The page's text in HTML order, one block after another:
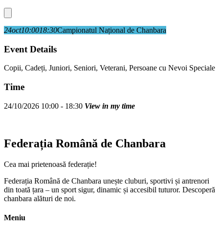
24oct10:0018:30Campionatul Național de Chanbara
Event Details
Copii, Cadeți, Juniori, Seniori, Veterani, Persoane cu Nevoi Speciale
Time
24/10/2026 10:00 - 18:30 View in my time
Federația Română de Chanbara
Cea mai prietenoasă federație!
Federația Română de Chanbara unește cluburi, sportivi și antrenori
din toată țara – un sport sigur, dinamic și accesibil tuturor. Descoperă
chanbara alături de noi.
Meniu